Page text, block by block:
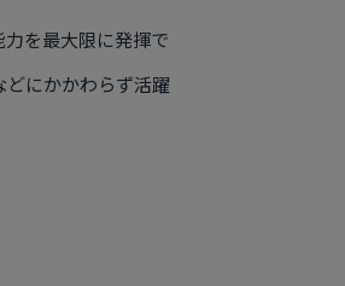
を最大限に発揮で
にかかわらず活躍